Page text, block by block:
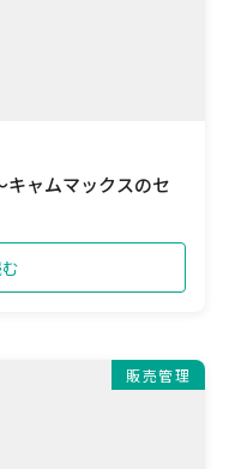
キャムマックスのセ
販売管理